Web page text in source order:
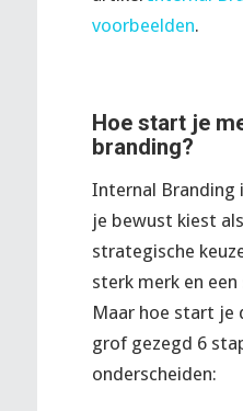
voorbeelden.
Hoe start je
branding?
Internal Branding
je bewust kiest
strategische
sterk merk en
Maar hoe start je
grof gezegd 6
onderscheiden: